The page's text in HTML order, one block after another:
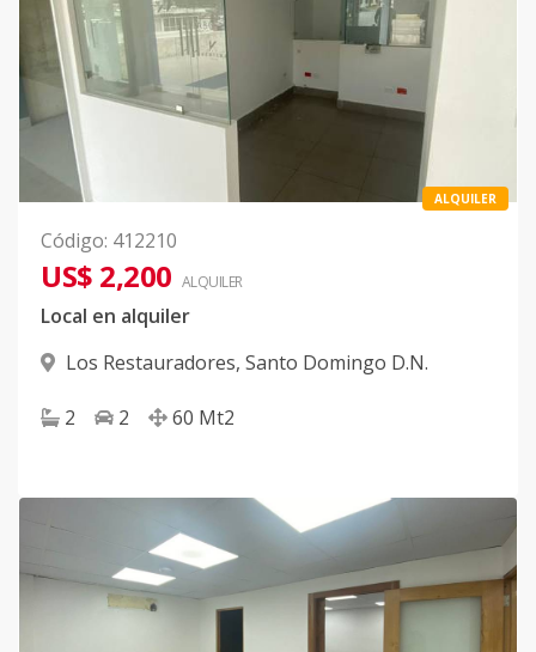
ALQUILER
Código: 412210
US$ 2,200 ALQUILER
Local en alquiler
Los Restauradores, Santo Domingo D.N.
2 2 60 Mt2